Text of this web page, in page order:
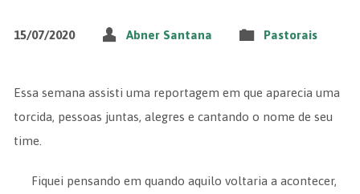
15/07/2020 Abner Santana Pastorais
Essa semana assisti uma reportagem em que aparecia uma
torcida, pessoas juntas, alegres e cantando o nome de seu
time.
Fiquei pensando em quando aquilo voltaria a acontecer,